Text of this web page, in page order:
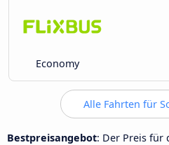
Economy
Alle Fahrten für
Bestpreisangebot: Der Preis für